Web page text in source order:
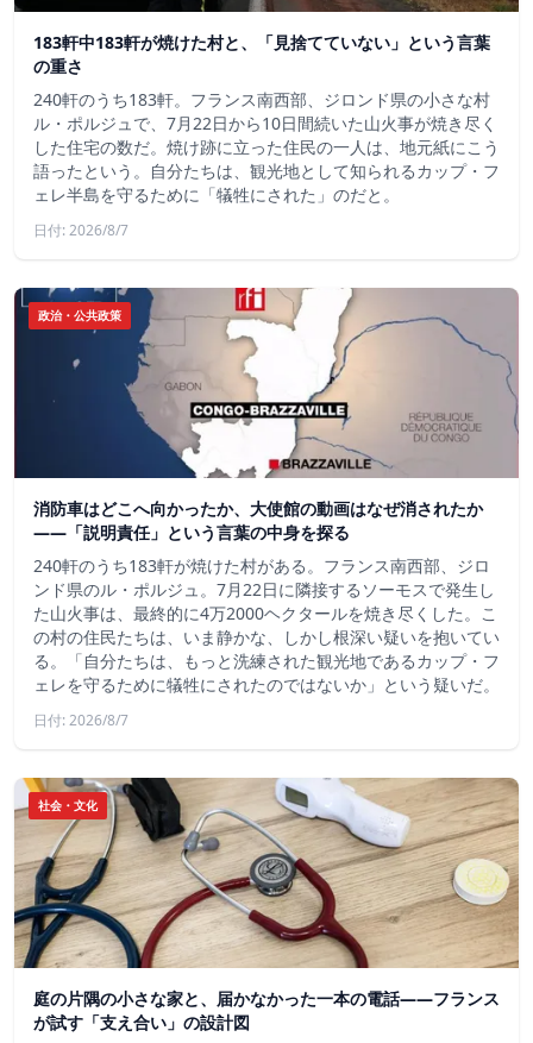
183軒中183軒が焼けた村と、「見捨てていない」という言葉
の重さ
240軒のうち183軒。フランス南西部、ジロンド県の小さな村
ル・ポルジュで、7月22日から10日間続いた山火事が焼き尽く
した住宅の数だ。焼け跡に立った住民の一人は、地元紙にこう
語ったという。自分たちは、観光地として知られるカップ・フ
ェレ半島を守るために「犠牲にされた」のだと。
日付: 2026/8/7
政治・公共政策
消防車はどこへ向かったか、大使館の動画はなぜ消されたか
——「説明責任」という言葉の中身を探る
240軒のうち183軒が焼けた村がある。フランス南西部、ジロ
ンド県のル・ポルジュ。7月22日に隣接するソーモスで発生し
た山火事は、最終的に4万2000ヘクタールを焼き尽くした。こ
の村の住民たちは、いま静かな、しかし根深い疑いを抱いてい
る。「自分たちは、もっと洗練された観光地であるカップ・フ
ェレを守るために犠牲にされたのではないか」という疑いだ。
日付: 2026/8/7
社会・文化
庭の片隅の小さな家と、届かなかった一本の電話——フランス
が試す「支え合い」の設計図